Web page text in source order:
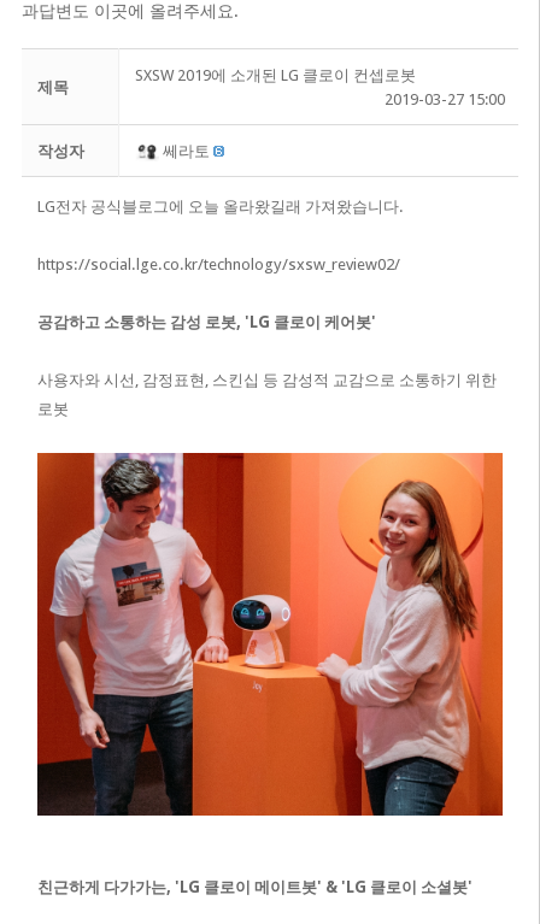
과답변도 이곳에 올려주세요.
제목
SXSW 2019에 소개된 LG 클로이 컨셉로봇
2019-03-27 15:00
작성자 쎄라토
LG전자 공식블로그에 오늘 올라왔길래 가져왔습니다.
https://social.lge.co.kr/technology/sxsw_review02/
공감하고 소통하는 감성 로봇, 'LG 클로이 케어봇'
사용자와 시선, 감정표현, 스킨십 등 감성적 교감으로 소통하기 위한
로봇
친근하게 다가가는, 'LG 클로이 메이트봇' & 'LG 클로이 소셜봇'